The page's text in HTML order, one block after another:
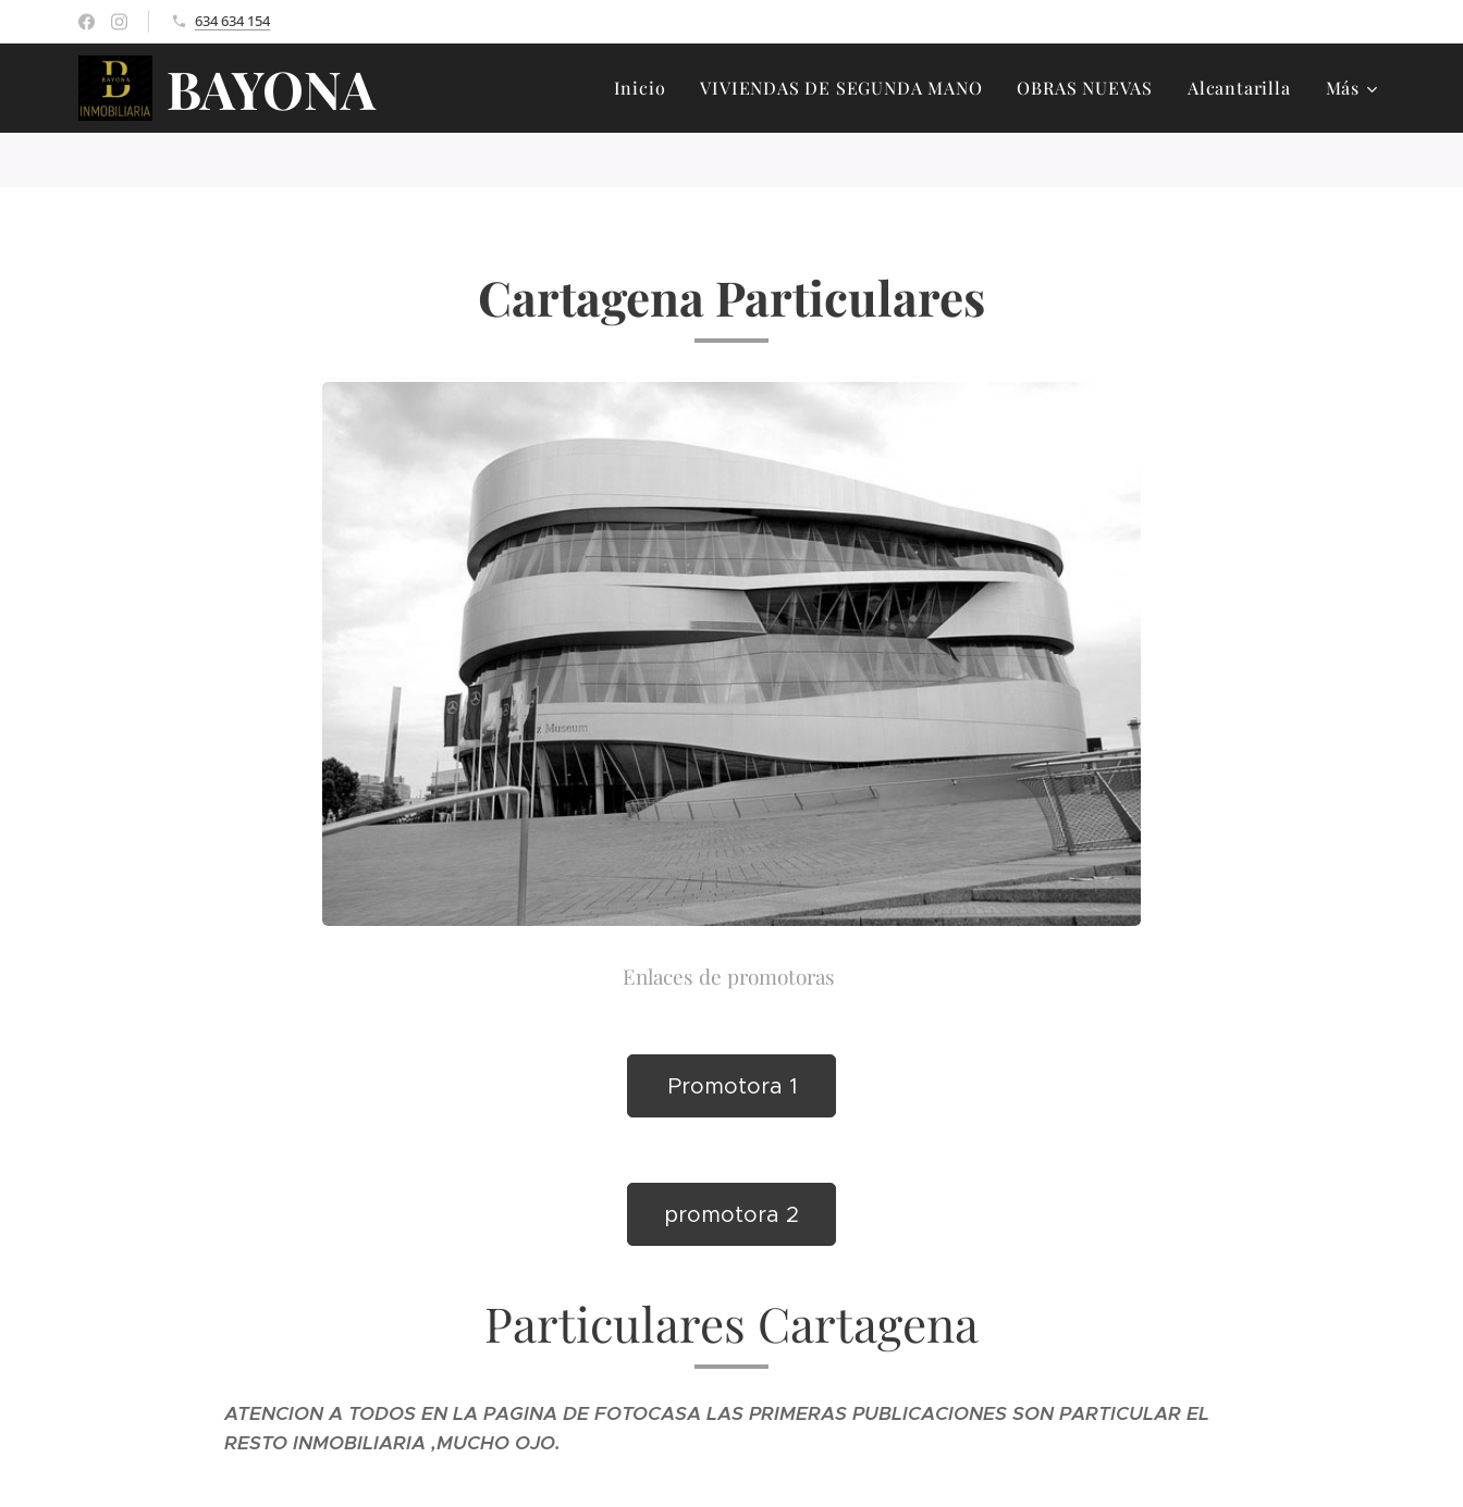
634 634 154
BAYONA Inicio VIVIENDAS DE SEGUNDA MANO OBRAS NUEVAS Alcantarilla Más
Cartagena Particulares
Enlaces de promotoras
Promotora 1
promotora 2
Particulares Cartagena
ATENCION A TODOS EN LA PAGINA DE FOTOCASA LAS PRIMERAS PUBLICACIONES SON PARTICULAR EL
RESTO INMOBILIARIA ,MUCHO OJO.